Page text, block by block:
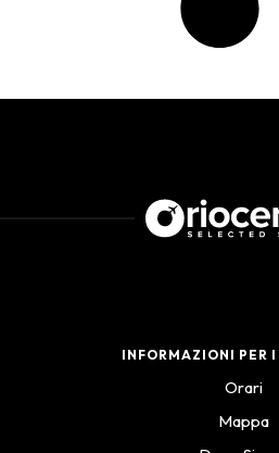
INFORMAZIONI PER
Orari
Mappa